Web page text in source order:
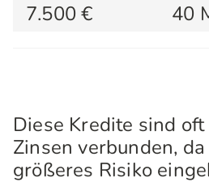
7.500 €
40
Diese Kredite sind
Zinsen verbunden,
größeres Risiko